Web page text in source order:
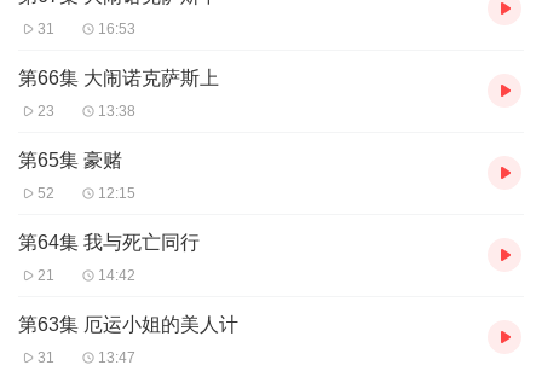
31 16:53
第66集 大闹诺克萨斯上
23 13:38
第65集 豪赌
52 12:15
第64集 我与死亡同行
21 14:42
第63集 厄运小姐的美人计
31 13:47